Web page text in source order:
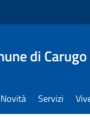
di Carugo
Novità Servizi